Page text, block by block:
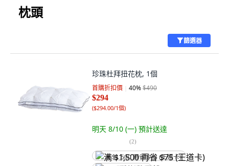
枕頭
篩選器
珍珠杜拜扭花枕, 1個
首購折扣價 40%$490
$294
($294.00/1個)
明天 8/10 (一) 預計送達
(2)
满 $1,500 再省 $75 (王道卡)